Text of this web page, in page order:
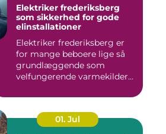
Elektriker frederiksberg
som sikkerhed for gode
elinstallationer
Elektriker frederiksberg er
for mange beboere lige så
grundlæggende som
velfungerende varmekilder
01. Jul